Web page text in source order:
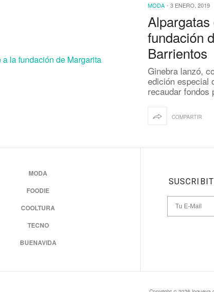
MODA - 3 ENERO, 2019
fundación
Barrientos
Ginebra lanzó,
edición especial
recaudar
COMPARTIR
MODA
FOODIE
COOLTURA
TECNO
BUENAVIDA